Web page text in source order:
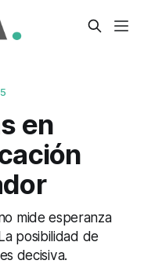
en
mide esperanza
posibilidad de
decisiva.